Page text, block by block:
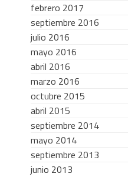
febrero 2017
septiembre 2016
julio 2016
mayo 2016
abril 2016
marzo 2016
octubre 2015
abril 2015
septiembre 2014
mayo 2014
septiembre 2013
junio 2013